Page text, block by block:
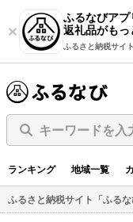
ふるなびアプ
返礼品がもっ
ふるさと納税サイ
キーワードを入
ランキング 地域一覧
ふるさと納税サイト「ふるな